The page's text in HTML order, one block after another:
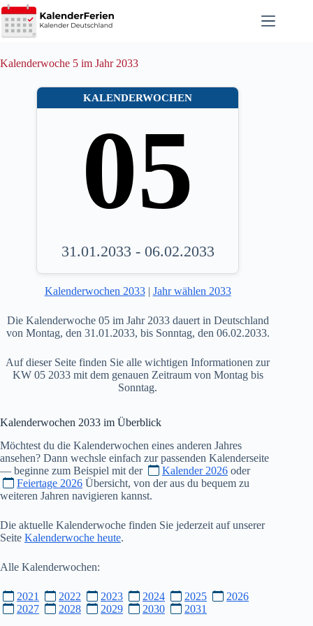
Zum
Inhalt
springen
Kalenderwoche 5 im Jahr 2033
KALENDERWOCHEN
05
31.01.2033 - 06.02.2033
Kalenderwochen 2033| Jahr wählen 2033
Die Kalenderwoche 05 im Jahr 2033 dauert in Deutschland
von Montag, den 31.01.2033, bis Sonntag, den 06.02.2033.
Auf dieser Seite finden Sie alle wichtigen Informationen zur
KW 05 2033 mit dem genauen Zeitraum von Montag bis
Sonntag.
Kalenderwochen 2033 im Überblick
Möchtest du die Kalenderwochen eines anderen Jahres
ansehen? Dann wechsle einfach zur passenden Kalenderseite
— beginne zum Beispiel mit der
Kalender 2026 oder
Feiertage 2026 Übersicht, von der aus du bequem zu
weiteren Jahren navigieren kannst.
Die aktuelle Kalenderwoche finden Sie jederzeit auf unserer
Seite Kalenderwoche heute.
Alle Kalenderwochen:
2021 2022 2023 2024 2025
2026
2027
2028 2029 2030 2031